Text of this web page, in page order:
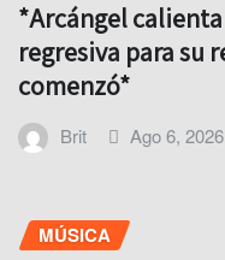
*Arcángel
regresiva para su
comenzó*
Brit Ago 6, 2026
MÚSICA